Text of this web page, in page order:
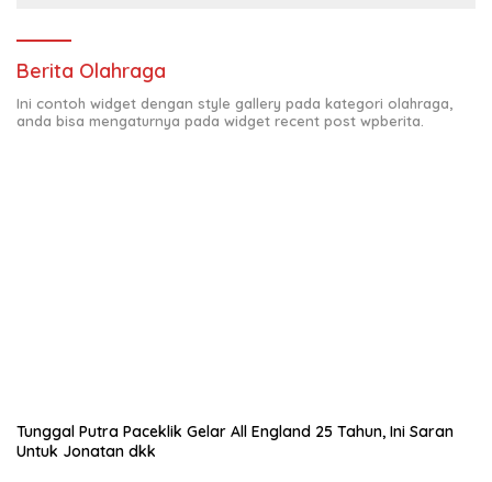
Berita Olahraga
Ini contoh widget dengan style gallery pada kategori olahraga,
anda bisa mengaturnya pada widget recent post wpberita.
Tunggal Putra Paceklik Gelar All England 25 Tahun, Ini Saran
Untuk Jonatan dkk